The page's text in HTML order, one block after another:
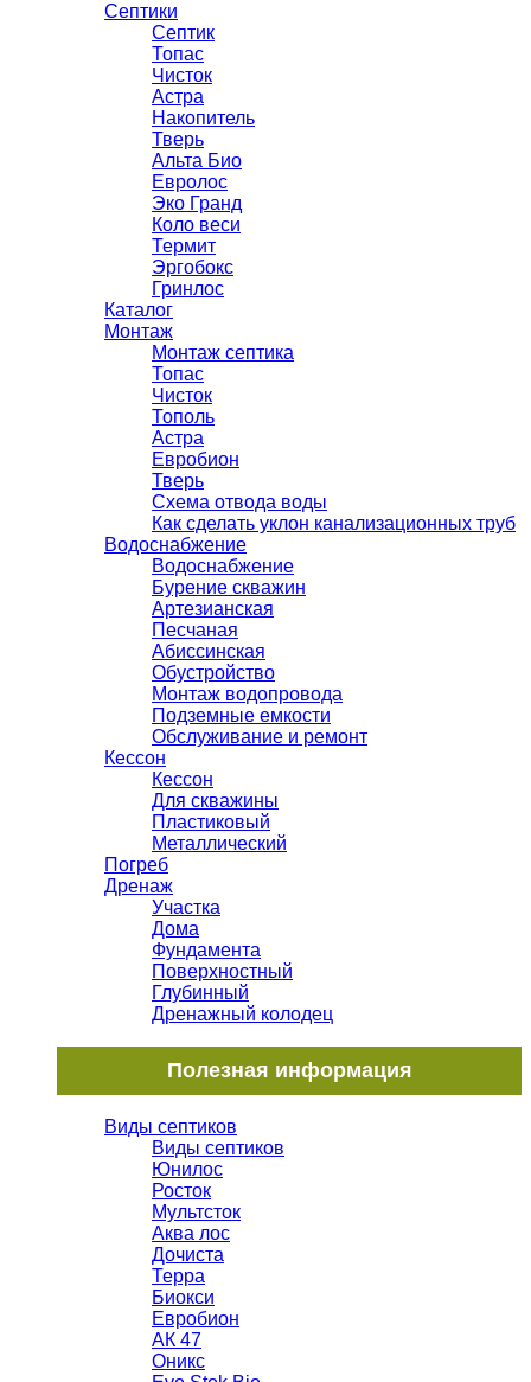
Септики
Септик
Топас
Чисток
Астра
Накопитель
Тверь
Альта Био
Евролос
Эко Гранд
Коло веси
Термит
Эргобокс
Гринлос
Каталог
Монтаж
Монтаж септика
Топас
Чисток
Тополь
Астра
Евробион
Тверь
Схема отвода воды
Как сделать уклон канализационных труб
Водоснабжение
Водоснабжение
Бурение скважин
Артезианская
Песчаная
Абиссинская
Обустройство
Монтаж водопровода
Подземные емкости
Обслуживание и ремонт
Кессон
Кессон
Для скважины
Пластиковый
Металлический
Погреб
Дренаж
Участка
Дома
Фундамента
Поверхностный
Глубинный
Дренажный колодец
Полезная информация
Виды септиков
Виды септиков
Юнилос
Росток
Мультсток
Аква лос
Дочиста
Терра
Биокси
Евробион
АК 47
Оникс